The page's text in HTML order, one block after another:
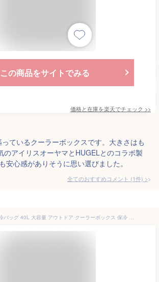
この商品をサイトでみる
価格と在庫を楽天でチェック >>
ているクーラーボックスです。大きさはも
のアイリスオーヤマとHUGELとのコラボ製
安心感がありそうに思い選びました。
全てのおすすめコメント (1件) >
保温バッグ 保冷バッグ 40L 大容量 アウトドア クーラーボックス 保冷 手提げ 肩掛け 折りたたみ ボックス型 クーラーバッグ バーベキュー レジャー 花見 行楽 ショッピング お買い物 お弁当 5層構造で冷気と熱気を遮断 夏対応